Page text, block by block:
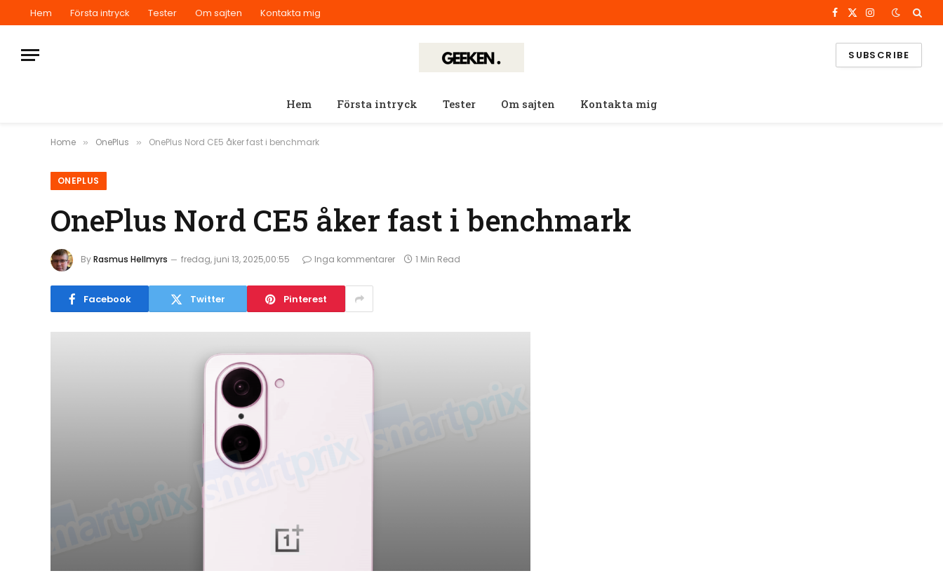
Hem Första intryck Tester Om sajten Kontakta mig Facebook
X
Instagram
SUBSCRIBE
Hem Första intryck Tester Om sajten Kontakta mig
Home » OnePlus » OnePlus Nord CE5 åker fast i benchmark
ONEPLUS
OnePlus Nord CE5 åker fast i benchmark
ByRasmus Hellmyrs fredag, juni 13, 2025,00:55 Inga kommentarer 1 Min Read
Facebook Twitter Pinterest